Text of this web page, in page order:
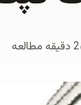
2 دقیقه مطالعه